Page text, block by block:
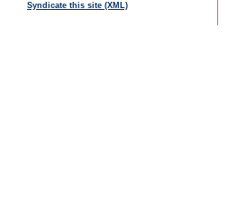
Syndicate this site (XML)